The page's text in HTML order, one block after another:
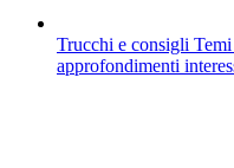
Trucchi e consigli
approfondimenti